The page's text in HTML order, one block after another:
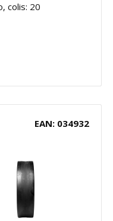
colis: 20
EAN: 034932